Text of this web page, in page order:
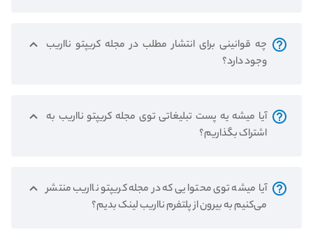
چه قوانینی برای انتشار مطلب در مجله کریپتو نااریب
وجود دارد؟
آیا میشه یه پست تبلیغاتی توی مجله کریپتو نااریب به
اشتراک بگذاریم؟
آیا میشه توی محتوایی که در مجله کریپتو نااریب منتشر
می‌کنیم به بیرون از پلتفرم نااریب لینک بدیم؟